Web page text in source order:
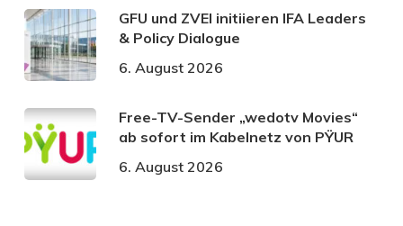
GFU und ZVEI initiieren IFA Leaders
& Policy Dialogue
6. August 2026
Free-TV-Sender „wedotv Movies“
ab sofort im Kabelnetz von PŸUR
6. August 2026